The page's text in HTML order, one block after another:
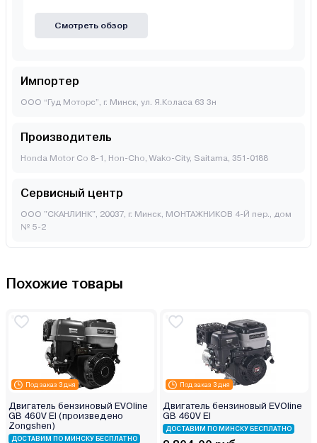
Смотреть обзор
Импортер
ООО “Гуд Моторс”, г. Минск, ул. Я.Коласа 63 3н
Производитель
Honda Motor Co 8-1, Hon-Cho, Wako-City, Saitama, 351-0188
Сервисный центр
ООО "СКАНЛИНК", 20037, г. Минск, МОНТАЖНИКОВ 4-Й пер., дом
№ 5-2
Похожие товары
Под заказ 3 дня
Двигатель бензиновый EVOline
GB 460V EI (произведено
Zongshen)
ДОСТАВИМ ПО МИНСКУ БЕСПЛАТНО
Под заказ 3 дня
Двигатель бензиновый EVOline
GB 460V EI
ДОСТАВИМ ПО МИНСКУ БЕСПЛАТНО